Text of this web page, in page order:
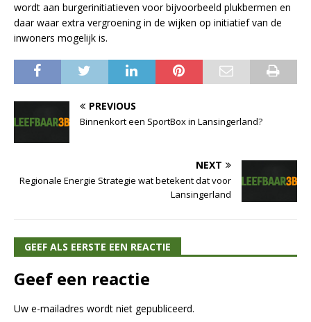
wordt aan burgerinitiatieven voor bijvoorbeeld plukbermen en
daar waar extra vergroening in de wijken op initiatief van de
inwoners mogelijk is.
PREVIOUS
Binnenkort een SportBox in Lansingerland?
NEXT
Regionale Energie Strategie wat betekent dat voor
Lansingerland
GEEF ALS EERSTE EEN REACTIE
Geef een reactie
Uw e-mailadres wordt niet gepubliceerd.